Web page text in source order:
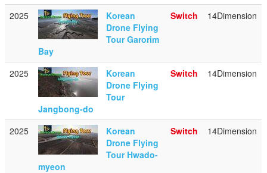
2025
Korean
Drone Flying
Tour Garorim
Bay
Switch 14Dimension
2025
Korean
Drone Flying
Tour
Jangbong-do
Switch 14Dimension
2025
Korean
Drone Flying
Tour Hwado-
myeon
Switch 14Dimension